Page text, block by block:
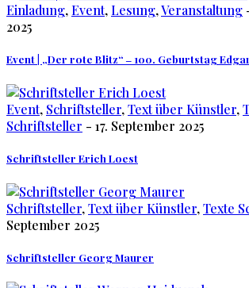
Einladung,Event, Lesung,Veranstaltung
2025
Event | „Der rote Blitz“ ‒ 100. Geburtstag
Event, Schriftsteller,Text über Künstler,
Schriftsteller - 17. September 2025
Schriftsteller Erich Loest
Schriftsteller,Text über Künstler,Texte
September 2025
Schriftsteller Georg Maurer